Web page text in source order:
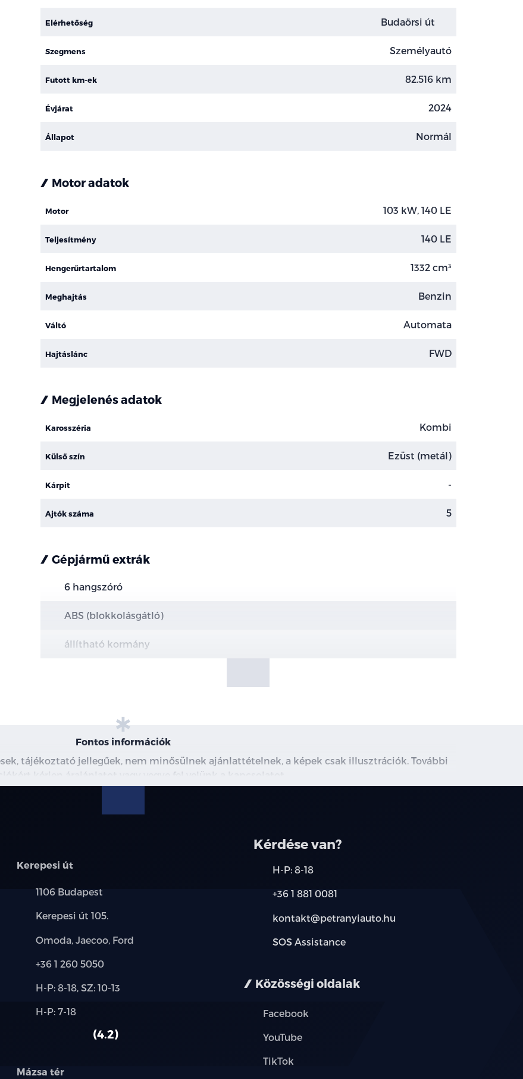
Elérhetőség Budaörsi út
Szegmens Személyautó
Futott km-ek 82.516 km
Évjárat 2024
Állapot Normál
Motor adatok
Motor 103 kW, 140 LE
Teljesítmény 140 LE
Hengerűrtartalom 1332 cm³
Meghajtás Benzin
Váltó Automata
Hajtáslánc FWD
Megjelenés adatok
Karosszéria Kombi
Külső szín Ezüst (metál)
Kárpit -
Ajtók száma 5
Gépjármű extrák
6 hangszóró
ABS (blokkolásgátló)
állítható kormány
ASR (kipörgésgátló)
automata fényszórókapcsolás
automata sebességváltó
automata távfény
deréktámasz
digitális kétzónás klíma
elektromos ablak elöl
elektromos tükör
Fontos információk
tájékoztató jellegűek, nem minősülnek ajánlattételnek, a képek csak illusztrációk. További
kérjen árajánlatot vagy vegye fel velünk a kapcsolatot.
Kerepesi út
Település:
1106 Budapest
Cím:
Kerepesi út 105.
Márkák:
Omoda, Jaecoo, Ford
Telefon:
+36 1 260 5050
Új-
használt
H-P: 8-18, SZ: 10-13
Alkatrész,
H-P: 7-18
4.2
Mázsa tér
Kérdése van?
H-P: 8-18
+36 1 881 0081
kontakt@petranyiauto.hu
SOS Assistance
Közösségi oldalak
Facebook
YouTube
TikTok